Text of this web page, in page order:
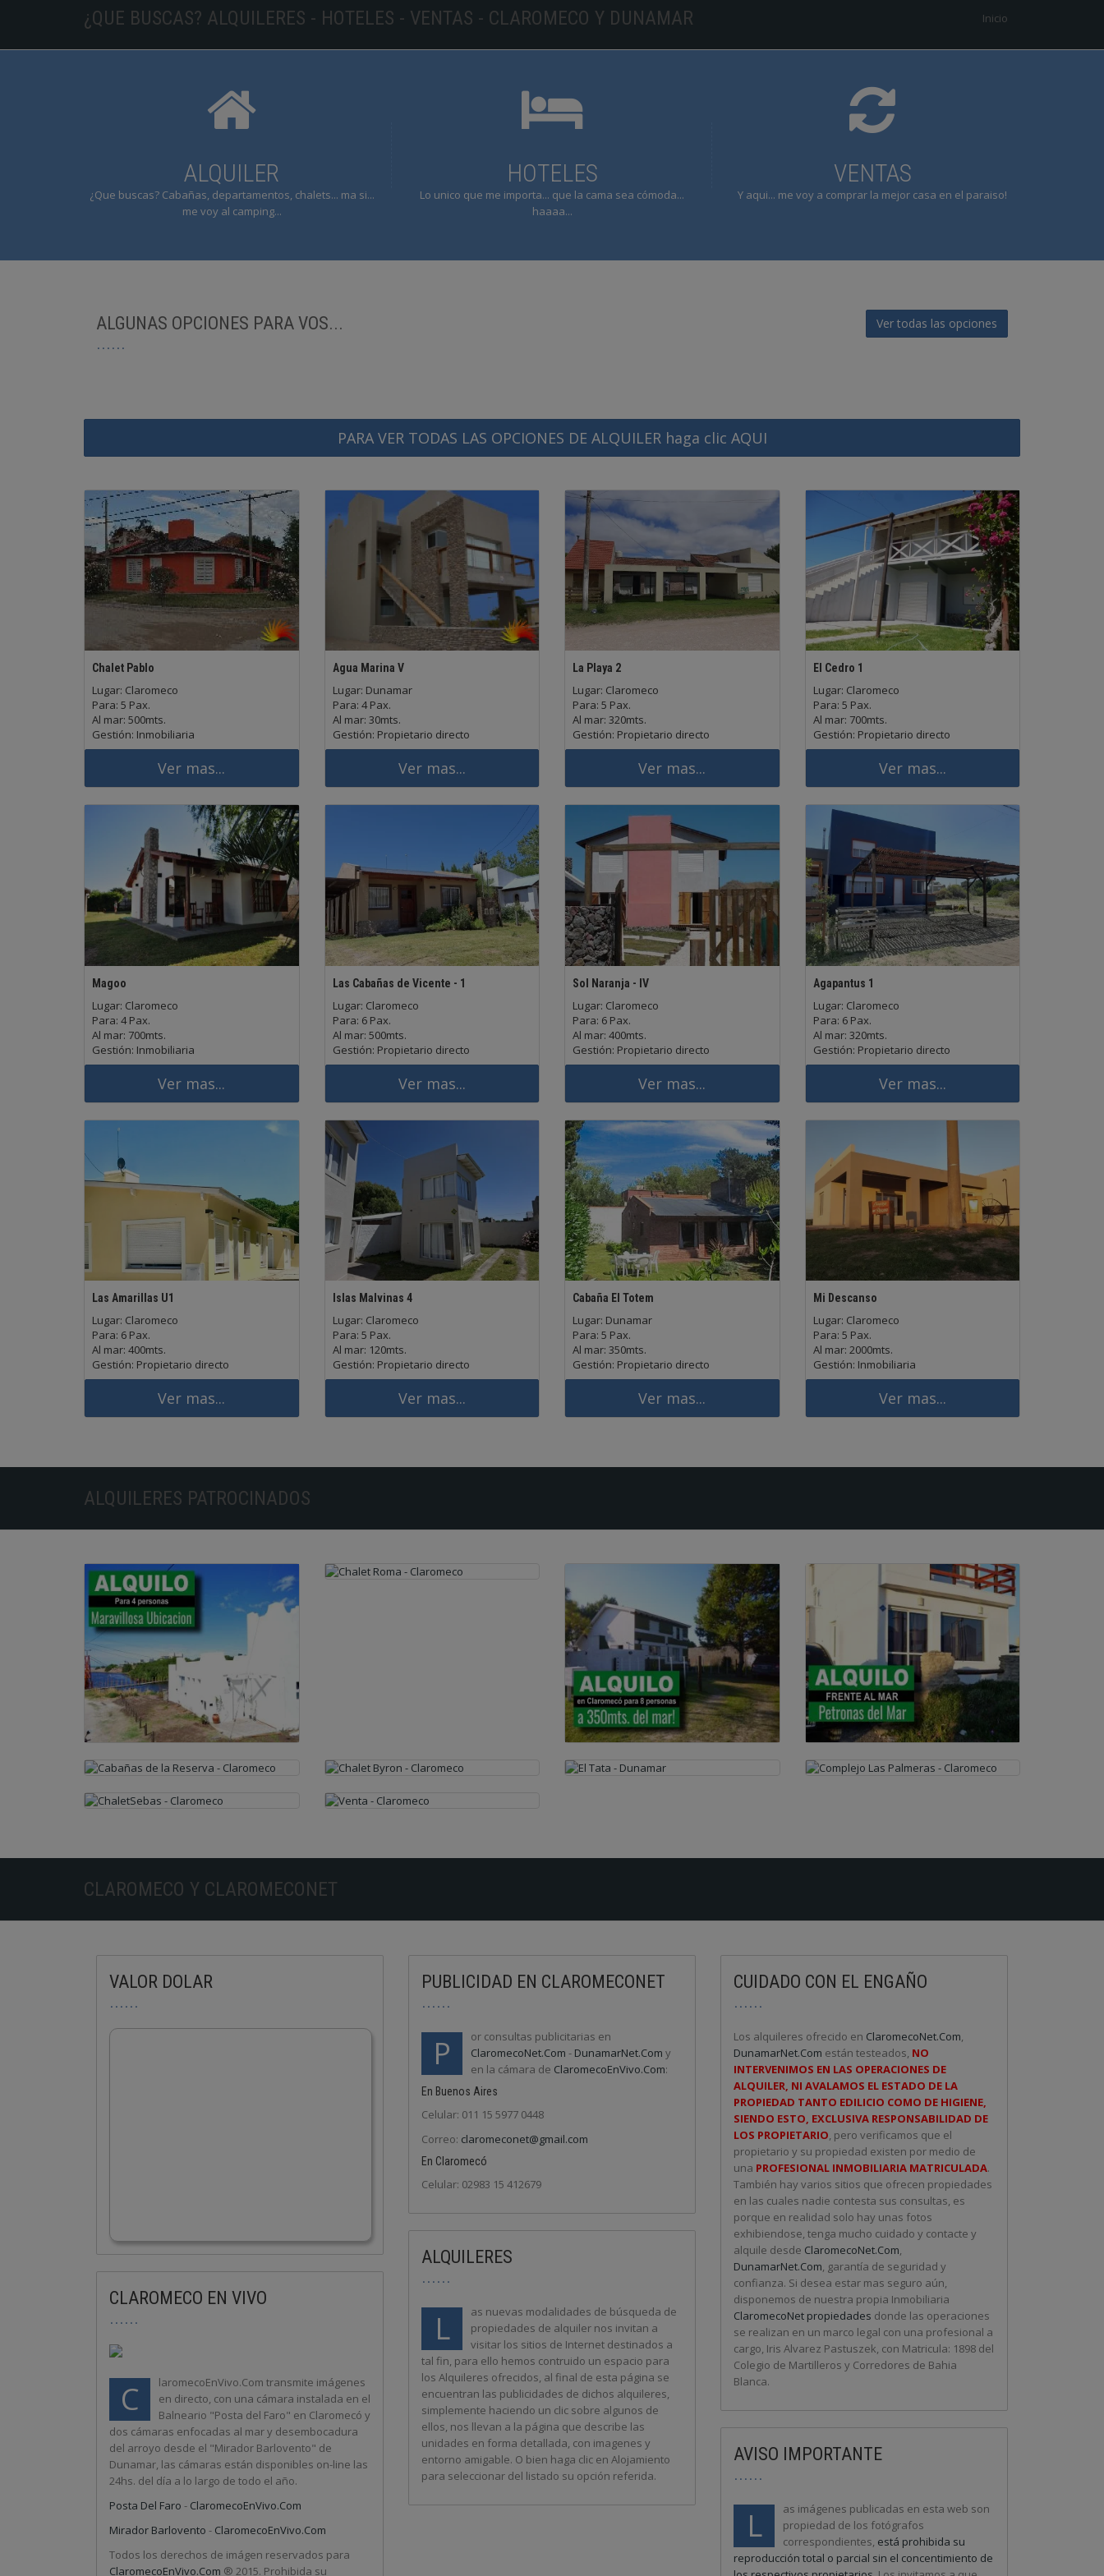
¿QUE BUSCAS? ALQUILERES - HOTELES - VENTAS - CLAROMECO Y DUNAMAR Inicio
ALQUILER
¿Que buscas? Cabañas, departamentos, chalets... ma si...
me voy al camping...
HOTELES
Lo unico que me importa... que la cama sea cómoda...
haaaa...
VENTAS
Y aqui... me voy a comprar la mejor casa en el paraiso!
ALGUNAS OPCIONES PARA VOS... Ver todas las opciones
PARA VER TODAS LAS OPCIONES DE ALQUILER haga clic AQUI
Chalet Pablo
Lugar: Claromeco
Para: 5 Pax.
Al mar: 500mts.
Gestión: Inmobiliaria
Ver mas...
Agua Marina V
Lugar: Dunamar
Para: 4 Pax.
Al mar: 30mts.
Gestión: Propietario directo
Ver mas...
La Playa 2
Lugar: Claromeco
Para: 5 Pax.
Al mar: 320mts.
Gestión: Propietario directo
Ver mas...
El Cedro 1
Lugar: Claromeco
Para: 5 Pax.
Al mar: 700mts.
Gestión: Propietario directo
Ver mas...
Magoo
Lugar: Claromeco
Para: 4 Pax.
Al mar: 700mts.
Gestión: Inmobiliaria
Ver mas...
Las Cabañas de Vicente - 1
Lugar: Claromeco
Para: 6 Pax.
Al mar: 500mts.
Gestión: Propietario directo
Ver mas...
Sol Naranja - IV
Lugar: Claromeco
Para: 6 Pax.
Al mar: 400mts.
Gestión: Propietario directo
Ver mas...
Agapantus 1
Lugar: Claromeco
Para: 6 Pax.
Al mar: 320mts.
Gestión: Propietario directo
Ver mas...
Las Amarillas U1
Lugar: Claromeco
Para: 6 Pax.
Al mar: 400mts.
Gestión: Propietario directo
Ver mas...
Islas Malvinas 4
Lugar: Claromeco
Para: 5 Pax.
Al mar: 120mts.
Gestión: Propietario directo
Ver mas...
Cabaña El Totem
Lugar: Dunamar
Para: 5 Pax.
Al mar: 350mts.
Gestión: Propietario directo
Ver mas...
Mi Descanso
Lugar: Claromeco
Para: 5 Pax.
Al mar: 2000mts.
Gestión: Inmobiliaria
Ver mas...
ALQUILERES PATROCINADOS
CLAROMECO Y CLAROMECONET
VALOR DOLAR
CLAROMECO EN VIVO
C
laromecoEnVivo.Com transmite imágenes
en directo, con una cámara instalada en el
Balneario "Posta del Faro" en Claromecó y
dos cámaras enfocadas al mar y desembocadura
del arroyo desde el "Mirador Barlovento" de
Dunamar, las cámaras están disponibles on-line las
24hs. del día a lo largo de todo el año.
Posta Del Faro - ClaromecoEnVivo.Com
Mirador Barlovento - ClaromecoEnVivo.Com
Todos los derechos de imágen reservados para
ClaromecoEnVivo.Com ® 2015. Prohibida su
PUBLICIDAD EN CLAROMECONET
P
or consultas publicitarias en
ClaromecoNet.Com - DunamarNet.Com y
en la cámara de ClaromecoEnVivo.Com:
En Buenos Aires
Celular: 011 15 5977 0448
Correo: claromeconet@gmail.com
En Claromecó
Celular: 02983 15 412679
ALQUILERES
L
as nuevas modalidades de búsqueda de
propiedades de alquiler nos invitan a
visitar los sitios de Internet destinados a
tal fin, para ello hemos contruido un espacio para
los Alquileres ofrecidos, al final de esta página se
encuentran las publicidades de dichos alquileres,
simplemente haciendo un clic sobre algunos de
ellos, nos llevan a la página que describe las
unidades en forma detallada, con imagenes y
entorno amigable. O bien haga clic en Alojamiento
para seleccionar del listado su opción referida.
CUIDADO CON EL ENGAÑO
Los alquileres ofrecido en ClaromecoNet.Com,
DunamarNet.Com están testeados, NO
INTERVENIMOS EN LAS OPERACIONES DE
ALQUILER, NI AVALAMOS EL ESTADO DE LA
PROPIEDAD TANTO EDILICIO COMO DE HIGIENE,
SIENDO ESTO, EXCLUSIVA RESPONSABILIDAD DE
LOS PROPIETARIO, pero verificamos que el
propietario y su propiedad existen por medio de
una PROFESIONAL INMOBILIARIA MATRICULADA.
También hay varios sitios que ofrecen propiedades
en las cuales nadie contesta sus consultas, es
porque en realidad solo hay unas fotos
exhibiendose, tenga mucho cuidado y contacte y
alquile desde ClaromecoNet.Com,
DunamarNet.Com, garantía de seguridad y
confianza. Si desea estar mas seguro aún,
disponemos de nuestra propia Inmobiliaria
ClaromecoNet propiedades donde las operaciones
se realizan en un marco legal con una profesional a
cargo, Iris Alvarez Pastuszek, con Matricula: 1898 del
Colegio de Martilleros y Corredores de Bahia
Blanca.
AVISO IMPORTANTE
L
as imágenes publicadas en esta web son
propiedad de los fotógrafos
correspondientes, está prohibida su
reproducción total o parcial sin el concentimiento de